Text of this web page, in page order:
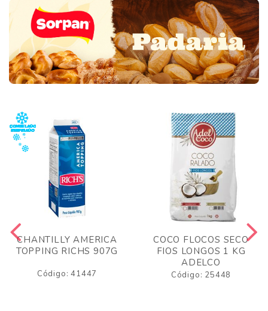
CHANTILLY AMERICA
TOPPING RICHS 907G
Código: 41447
COCO FLOCOS SECO
FIOS LONGOS 1 KG
ADELCO
Código: 25448